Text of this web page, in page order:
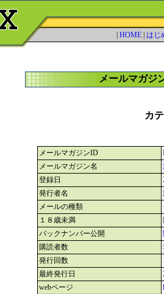
HOME| はじ
メールマガジ
カ
メールマガジンID
メールマガジン名
登録日
発行者名
メールの種類
１８歳未満
バックナンバー公開
購読者数
発行回数
最終発行日
webページ